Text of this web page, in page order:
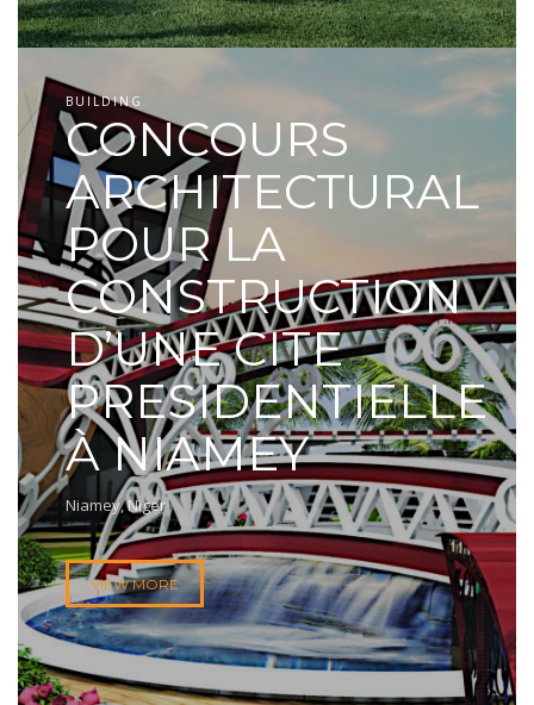
BUILDING
CONCOURS
ARCHITECTURAL
POUR LA
CONSTRUCTION
D’UNE CITE
PRESIDENTIELLE
À NIAMEY
Niamey, Niger
VIEW MORE